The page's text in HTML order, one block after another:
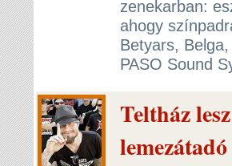
zenekarban:
ahogy
Betyars,
PASO Sound
Teltház